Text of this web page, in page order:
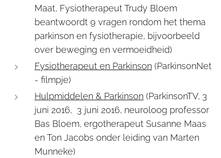
Maat, Fysiotherapeut Trudy Bloem
beantwoordt 9 vragen rondom het thema
parkinson en fysiotherapie, bijvoorbeeld
over beweging en vermoeidheid)
Fysiotherapeut en Parkinson (ParkinsonNet
- filmpje)
Hulpmiddelen & Parkinson (ParkinsonTV, 3
juni 2016, 3 juni 2016, neuroloog professor
Bas Bloem, ergotherapeut Susanne Maas
en Ton Jacobs onder leiding van Marten
Munneke)